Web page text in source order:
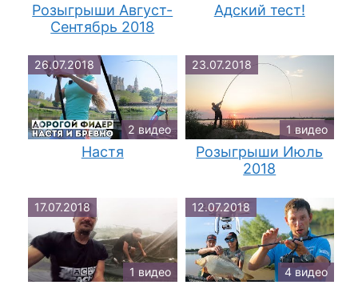
Розыгрыши Август-
Сентябрь 2018
Адский тест!
26.07.2018
2 видео
Настя
23.07.2018
1 видео
Розыгрыши Июль
2018
17.07.2018
1 видео
12.07.2018
4 видео